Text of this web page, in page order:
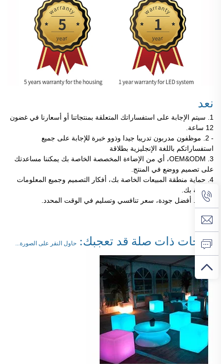
نعد
1. سيتم الإجابة على استفساراتك المتعلقة بمنتجاتنا أو أسعارنا في غضون
12 ساعة.
- 2. موظفون مدربون تدريبا جيدا وذوو خبرة للإجابة على جميع
استفساراتكم باللغة الإنجليزية بطلاقة
3. OEM&ODM، أي من الإضاءة المخصصة الخاصة بك يمكننا مساعدتك
على تصميم ووضع في المنتج.
4. حماية منطقة المبيعات الخاصة بك، أفكار التصميم وجميع المعلومات
الخاصة بك.
خمسة. أفضل جودة، سعر تنافسي وتسليم في الوقت المحدد.
محمولة
منتجات ذات صلة قد تعجبك: حاول النقر على الصورة...